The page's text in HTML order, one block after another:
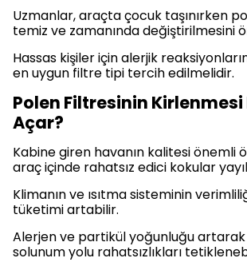
Uzmanlar, araçta çocuk taşınırken
temiz ve zamanında değiştirilmesini
Hassas kişiler için alerjik
en uygun filtre tipi tercih edilmelidir.
Polen Filtresinin Kirlenmesi
Açar?
Kabine giren havanın kalitesi önemli
araç içinde rahatsız edici kokular
Klimanın ve ısıtma sisteminin
tüketimi artabilir.
Alerjen ve partikül yoğunluğu artarak
solunum yolu rahatsızlıkları